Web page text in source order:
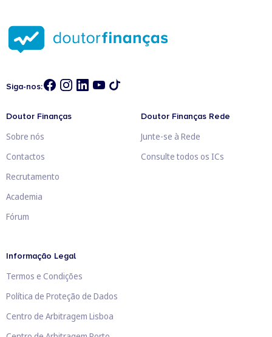
Siga-nos:
Doutor Finanças
Sobre nós
Contactos
Recrutamento
Academia
Fórum
Doutor Finanças Rede
Junte-se à Rede
Consulte todos os ICs
Informação Legal
Termos e Condições
Política de Proteção de Dados
Centro de Arbitragem Lisboa